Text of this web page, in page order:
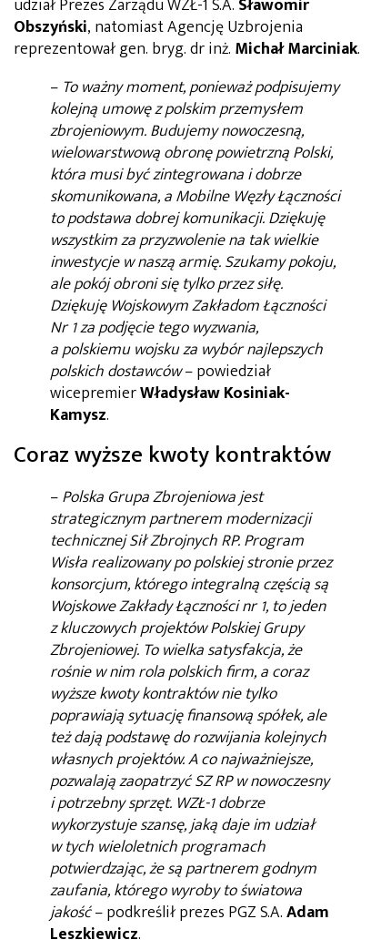
Obszyński, natomiast Agencję Uzbrojenia
reprezentował gen. bryg. dr inż. Michał Marciniak.
– To ważny moment, ponieważ podpisujemy
kolejną umowę z polskim przemysłem
zbrojeniowym. Budujemy nowoczesną,
wielowarstwową obronę powietrzną Polski,
która musi być zintegrowana i dobrze
skomunikowana, a Mobilne Węzły Łączności
to podstawa dobrej komunikacji. Dziękuję
wszystkim za przyzwolenie na tak wielkie
inwestycje w naszą armię. Szukamy pokoju,
ale pokój obroni się tylko przez siłę.
Dziękuję Wojskowym Zakładom Łączności
Nr 1 za podjęcie tego wyzwania,
a polskiemu wojsku za wybór najlepszych
polskich dostawców– powiedział
wicepremierWładysław Kosiniak-
Kamysz.
Coraz wyższe kwoty kontraktów
–Polska Grupa Zbrojeniowa jest
strategicznym partnerem modernizacji
technicznej Sił Zbrojnych RP. Program
Wisła realizowany po polskiej stronie przez
konsorcjum, którego integralną częścią są
Wojskowe Zakłady Łączności nr 1, to jeden
z kluczowych projektów Polskiej Grupy
Zbrojeniowej. To wielka satysfakcja, że
rośnie w nim rola polskich firm, a coraz
wyższe kwoty kontraktów nie tylko
poprawiają sytuację finansową spółek, ale
też dają podstawę do rozwijania kolejnych
własnych projektów. A co najważniejsze,
pozwalają zaopatrzyć SZ RP w nowoczesny
i potrzebny sprzęt. WZŁ-1 dobrze
wykorzystuje szansę, jaką daje im udział
w tych wieloletnich programach
potwierdzając, że są partnerem godnym
zaufania, którego wyroby to światowa
jakość– podkreślił prezes PGZ S.A.Adam
Leszkiewicz.